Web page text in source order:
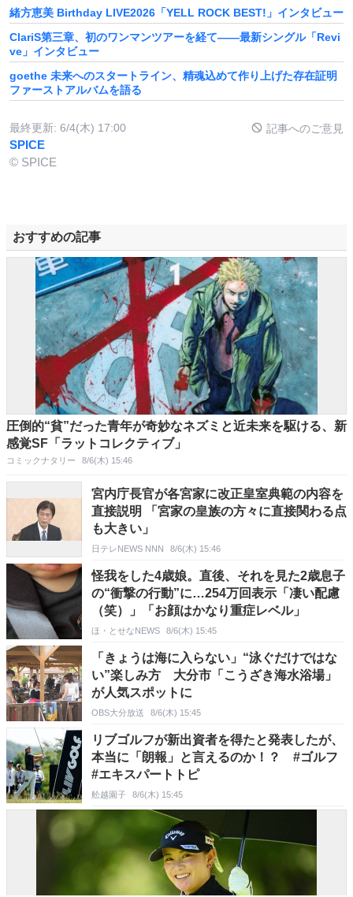
緒方恵美 Birthday LIVE2026「YELL ROCK BEST!」インタビュー
ClariS第三章、初のワンマンツアーを経て――最新シングル「Revi
ve」インタビュー
goethe 未来へのスタートライン、精魂込めて作り上げた存在証明
ファーストアルバムを語る
最終更新: 6/4(木) 17:00 記事へのご意見
SPICE
© SPICE
おすすめの記事
圧倒的“貧”だった青年が奇妙なネズミと近未来を駆ける、新
感覚SF「ラットコレクティブ」
コミックナタリー 8/6(木) 15:46
宮内庁長官が各宮家に改正皇室典範の内容を
直接説明 「宮家の皇族の方々に直接関わる点
も大きい」
日テレNEWS NNN 8/6(木) 15:46
怪我をした4歳娘。直後、それを見た2歳息子
の“衝撃の行動”に…254万回表示「凄い配慮
（笑）」「お顔はかなり重症レベル」
ほ・とせなNEWS 8/6(木) 15:45
「きょうは海に入らない」“泳ぐだけではな
い”楽しみ方 大分市「こうざき海水浴場」
が人気スポットに
OBS大分放送 8/6(木) 15:45
リブゴルフが新出資者を得たと発表したが、
本当に「朗報」と言えるのか！？ #ゴルフ
#エキスパートトピ
舩越園子 8/6(木) 15:45